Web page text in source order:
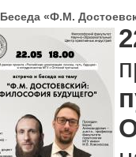
Беседа «Ф.М.